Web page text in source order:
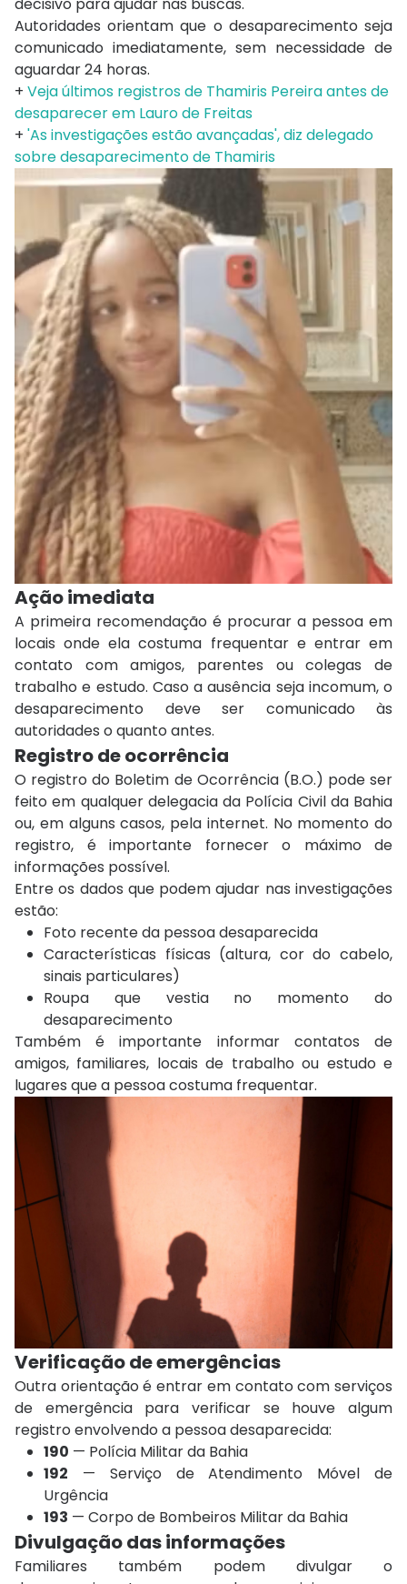
decisivo para ajudar nas buscas.
Autoridades orientam que o desaparecimento seja
comunicado imediatamente, sem necessidade de
aguardar 24 horas.
+ Veja últimos registros de Thamiris Pereira antes de
desaparecer em Lauro de Freitas
+ 'As investigações estão avançadas', diz delegado
sobre desaparecimento de Thamiris
Ação imediata
A primeira recomendação é procurar a pessoa em
locais onde ela costuma frequentar e entrar em
contato com amigos, parentes ou colegas de
trabalho e estudo. Caso a ausência seja incomum, o
desaparecimento deve ser comunicado às
autoridades o quanto antes.
Registro de ocorrência
O registro do Boletim de Ocorrência (B.O.) pode ser
feito em qualquer delegacia da Polícia Civil da Bahia
ou, em alguns casos, pela internet. No momento do
registro, é importante fornecer o máximo de
informações possível.
Entre os dados que podem ajudar nas investigações
estão:
Foto recente da pessoa desaparecida
Características físicas (altura, cor do cabelo,
sinais particulares)
Roupa que vestia no momento do
desaparecimento
Também é importante informar contatos de
amigos, familiares, locais de trabalho ou estudo e
lugares que a pessoa costuma frequentar.
Verificação de emergências
Outra orientação é entrar em contato com serviços
de emergência para verificar se houve algum
registro envolvendo a pessoa desaparecida:
190 — Polícia Militar da Bahia
192 — Serviço de Atendimento Móvel de
Urgência
193 — Corpo de Bombeiros Militar da Bahia
Divulgação das informações
Familiares também podem divulgar o